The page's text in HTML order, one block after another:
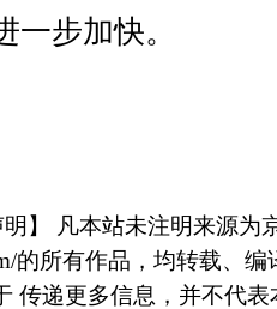
步加快。
明】 凡本站未注明来源为
的所有作品，均转载、
传递更多信息，并不代